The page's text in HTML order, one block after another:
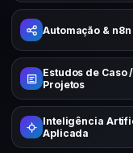
Automação & n8n
Estudos de Caso /
Projetos
Inteligência
Aplicada